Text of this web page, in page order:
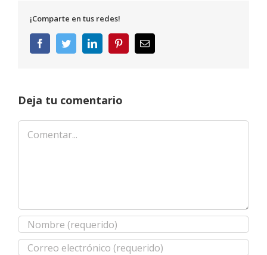
¡Comparte en tus redes!
FacebookTwitterLinkedInPinterestCorreo
electrónico
Deja tu comentario
Comentar